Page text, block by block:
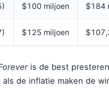
$100 miljoen $184
$125 miljoen
is de best
de inflatie maken de